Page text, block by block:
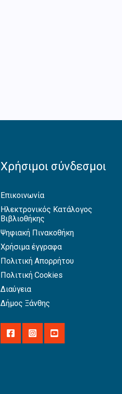
Χρήσιμοι σύνδεσμοι
Επικοινωνία
Ηλεκτρονικός Κατάλογος
Βιβλιοθήκης
Ψηφιακή Πινακοθήκη
Χρήσιμα έγγραφα
Πολιτική Απορρήτου
Πολιτική Cookies
Διαύγεια
Δήμος Ξάνθης